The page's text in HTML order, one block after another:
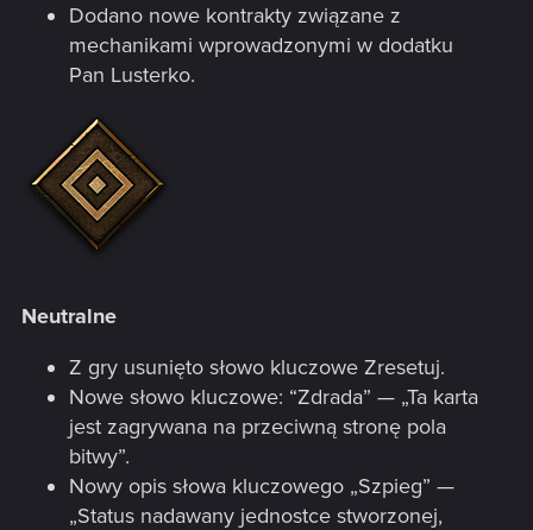
Dodano nowe kontrakty związane z
mechanikami wprowadzonymi w dodatku
Pan Lusterko.
Neutralne
Z gry usunięto słowo kluczowe Zresetuj.
Nowe słowo kluczowe: “Zdrada” — „Ta karta
jest zagrywana na przeciwną stronę pola
bitwy”.
Nowy opis słowa kluczowego „Szpieg” —
„Status nadawany jednostce stworzonej,